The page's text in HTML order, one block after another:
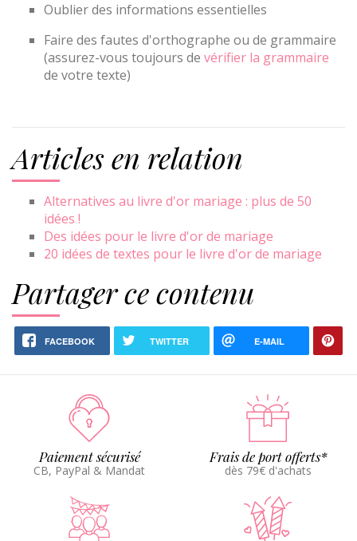
Oublier des informations essentielles
Faire des fautes d'orthographe ou de grammaire
(assurez-vous toujours de vérifier la grammaire
de votre texte)
Articles en relation
Alternatives au livre d'or mariage : plus de 50
idées !
Des idées pour le livre d'or de mariage
20 idées de textes pour le livre d'or de mariage
Partager ce contenu
FACEBOOK TWITTER E-MAIL
Paiement sécurisé
CB, PayPal & Mandat
Frais de port offerts*
dès 79€ d'achats